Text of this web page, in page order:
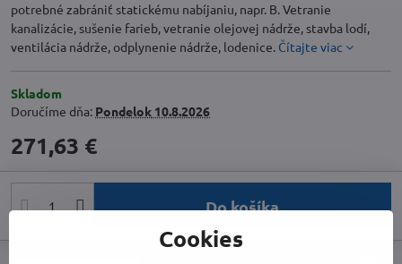
potrebné zabrániť statickému nabíjaniu, napr. B. Vetranie
kanalizácie, sušenie farieb, vetranie olejovej nádrže, stavba lodí,
ventilácia nádrže, odplynenie nádrže, lodenice. Čítajte viac
Skladom
Doručíme dňa: Pondelok 10.8.2026
271,63 €
Do košíka
Cookies